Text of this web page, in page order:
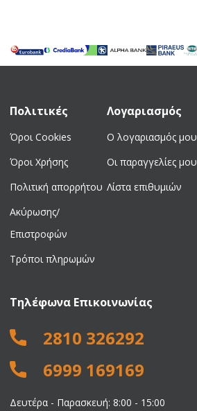
Πολιτικές
Όροι Cookies
Όροι Χρήσης
Πολιτική απορρήτου
Ακύρωσης/
Επιστροφών
Τρόποι πληρωμών
Λογαριασμός
Ο λογαριασμός μου
Οι παραγγελίες μου
Λίστα επιθυμιών
Τηλέφωνα Επικοινωνίας
2810 326292
6999 169169
Δευτέρα - Παρασκευή: 8:00 - 15:00